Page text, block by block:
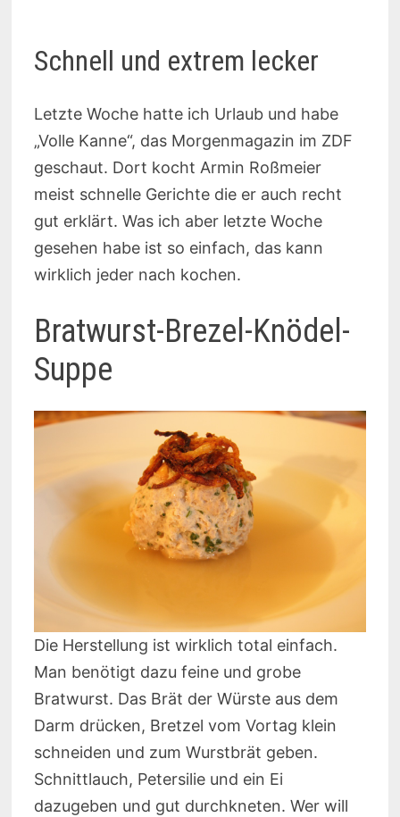
Schnell und extrem lecker
Letzte Woche hatte ich Urlaub und habe
„Volle Kanne“, das Morgenmagazin im ZDF
geschaut. Dort kocht Armin Roßmeier
meist schnelle Gerichte die er auch recht
gut erklärt. Was ich aber letzte Woche
gesehen habe ist so einfach, das kann
wirklich jeder nach kochen.
Bratwurst-Brezel-Knödel-
Suppe
Die Herstellung ist wirklich total einfach.
Man benötigt dazu feine und grobe
Bratwurst. Das Brät der Würste aus dem
Darm drücken, Bretzel vom Vortag klein
schneiden und zum Wurstbrät geben.
Schnittlauch, Petersilie und ein Ei
dazugeben und gut durchkneten. Wer will